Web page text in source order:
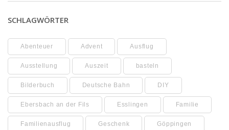
SCHLAGWÖRTER
Abenteuer Advent Ausflug
Ausstellung Auszeit basteln
Bilderbuch Deutsche Bahn DIY
Ebersbach an der Fils Esslingen Familie
Familienausflug Geschenk Göppingen